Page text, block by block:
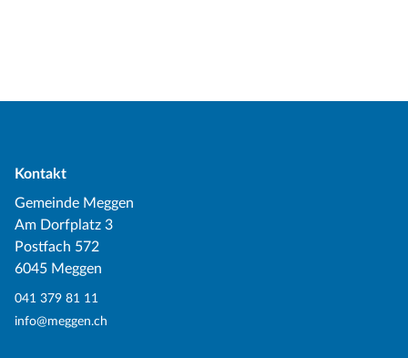
Kontakt
Gemeinde Meggen
Am Dorfplatz 3
Postfach 572
6045 Meggen
041 379 81 11
info@meggen.ch